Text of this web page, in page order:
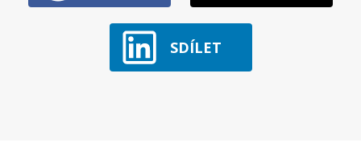
SDÍLET